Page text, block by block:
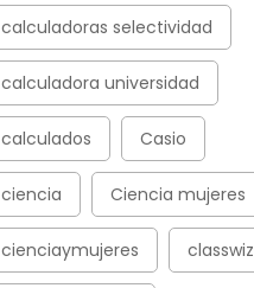
calculadoras selectividad
calculadora universidad
calculados Casio
ciencia Ciencia mujeres
cienciaymujeres classwiz